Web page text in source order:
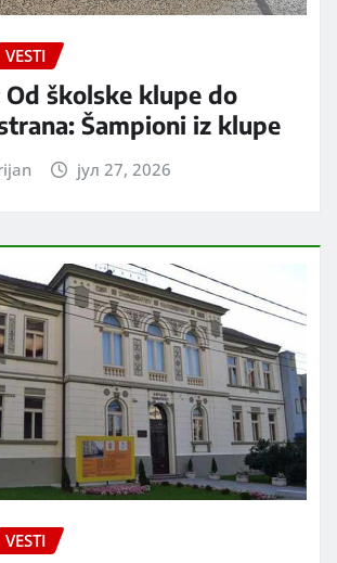
VESTI
Od školske klupe do
Šampioni iz klupe
јул 27, 2026
VESTI